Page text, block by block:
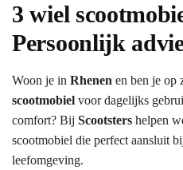
3 wiel
Persoonlijk
Woon je in Rhenen en ben je op
scootmobiel voor dagelijks
comfort? Bij Scootsters helpen
scootmobiel die perfect aansluit
leefomgeving.